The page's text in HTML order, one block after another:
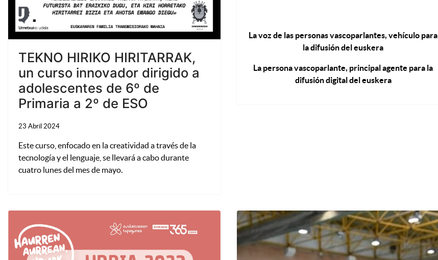
TEKNO HIRIKO HIRITARRAK,
un curso innovador dirigido a
adolescentes de 6º de
Primaria a 2º de ESO
23 Abril 2024
Este curso, enfocado en la creatividad a través de la
tecnología y el lenguaje, se llevará a cabo durante
cuatro lunes del mes de mayo.
La voz de las personas vascoparlantes, vehículo para
la difusión del euskera
La persona vascoparlante, principal agente para la
difusión digital del euskera